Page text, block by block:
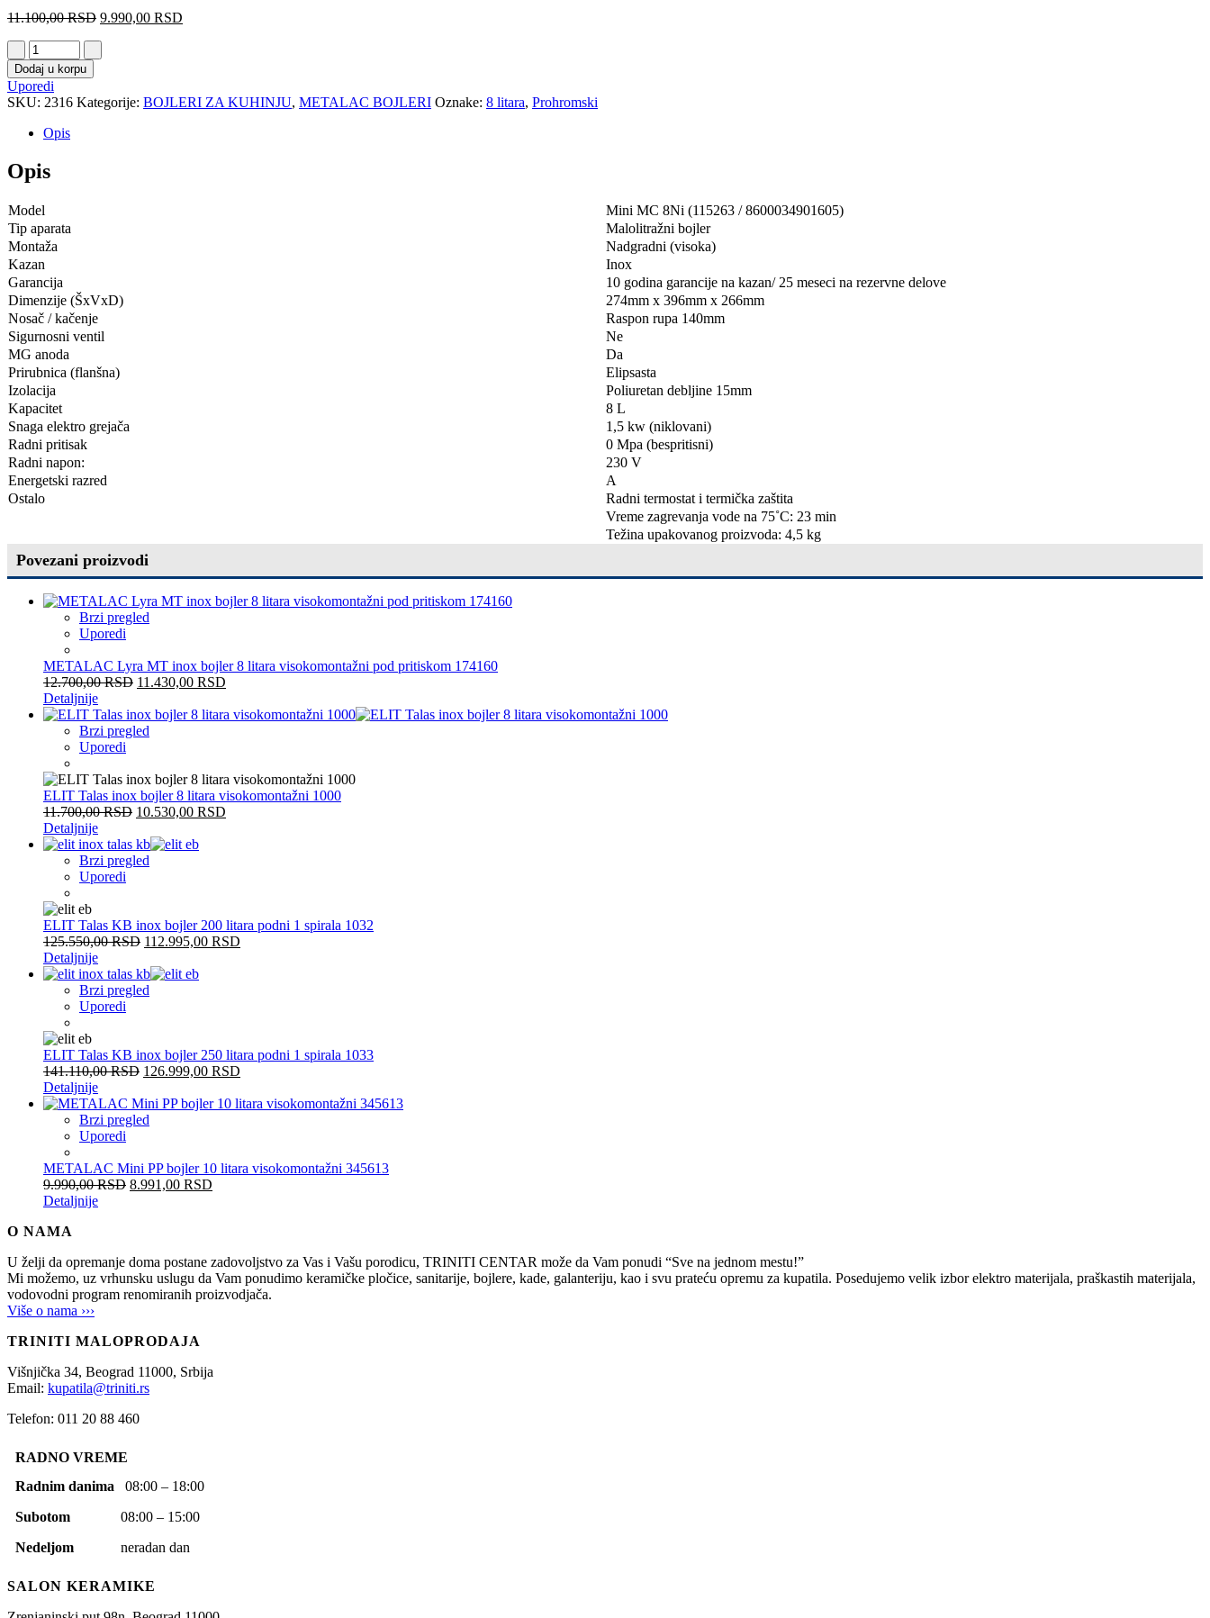
11.100,00RSD 9.990,00 RSD
Dodaj u korpu
Uporedi
SKU: 2316 Kategorije: BOJLERI ZA KUHINJU, METALAC BOJLERI Oznake: 8 litara, Prohromski
Opis
Opis
Model
Mini MC 8Ni (115263 / 8600034901605)
Tip aparata
Malolitražni bojler
Montaža
Nadgradni (visoka)
Kazan
Inox
Garancija
10 godina garancije na kazan/ 25 meseci na rezervne delove
Dimenzije (ŠxVxD)
274mm x 396mm x 266mm
Nosač / kačenje
Raspon rupa 140mm
Sigurnosni ventil
Ne
MG anoda
Da
Prirubnica (flanšna)
Elipsasta
Izolacija
Poliuretan debljine 15mm
Kapacitet
8 L
Snaga elektro grejača
1,5 kw (niklovani)
Radni pritisak
0 Mpa (bespritisni)
Radni napon:
230 V
Energetski razred
A
Ostalo
Radni termostat i termička zaštita
Vreme zagrevanja vode na 75˚C: 23 min
Težina upakovanog proizvoda: 4,5 kg
Povezani proizvodi
Brzi pregled
Uporedi
METALAC Lyra MT inox bojler 8 litara visokomontažni pod pritiskom 174160
12.700,00RSD 11.430,00 RSD
Detaljnije
Brzi pregled
Uporedi
ELIT Talas inox bojler 8 litara visokomontažni 1000
11.700,00RSD 10.530,00 RSD
Detaljnije
Brzi pregled
Uporedi
ELIT Talas KB inox bojler 200 litara podni 1 spirala 1032
125.550,00RSD 112.995,00 RSD
Detaljnije
Brzi pregled
Uporedi
ELIT Talas KB inox bojler 250 litara podni 1 spirala 1033
141.110,00RSD 126.999,00 RSD
Detaljnije
Brzi pregled
Uporedi
METALAC Mini PP bojler 10 litara visokomontažni 345613
9.990,00RSD 8.991,00 RSD
Detaljnije
O NAMA
U želji da opremanje doma postane zadovoljstvo za Vas i Vašu porodicu, TRINITI CENTAR može da Vam ponudi “Sve na jednom mestu!”
Mi možemo, uz vrhunsku uslugu da Vam ponudimo keramičke pločice, sanitarije, bojlere, kade, galanteriju, kao i svu prateću opremu za kupatila. Posedujemo velik izbor elektro materijala, praškastih materijala,
vodovodni program renomiranih proizvodjača.
Više o nama ›››
TRINITI MALOPRODAJA
Višnjička 34, Beograd 11000, Srbija
Email: kupatila@triniti.rs
Telefon: 011 20 88 460
RADNO VREME
Radnim danima 08:00 – 18:00
Subotom 08:00 – 15:00
Nedeljom neradan dan
SALON KERAMIKE